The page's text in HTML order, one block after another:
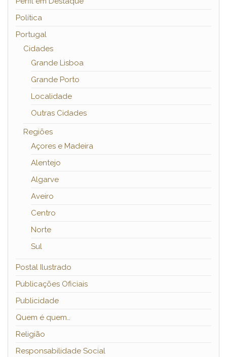
Política
Portugal
Cidades
Grande Lisboa
Grande Porto
Localidade
Outras Cidades
Regiões
Açores e Madeira
Alentejo
Algarve
Aveiro
Centro
Norte
Sul
Postal Ilustrado
Publicações Oficiais
Publicidade
Quem é quem…
Religião
Responsabilidade Social